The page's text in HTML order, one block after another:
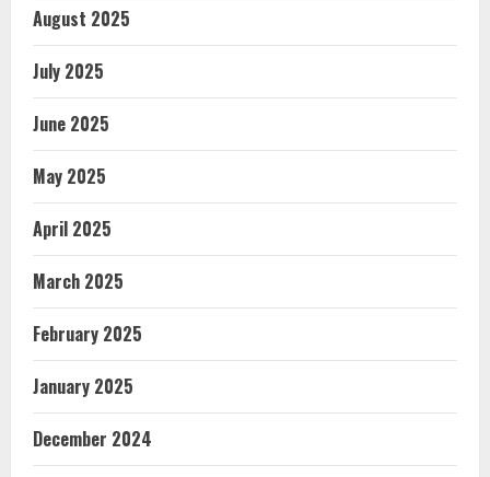
August 2025
July 2025
June 2025
May 2025
April 2025
March 2025
February 2025
January 2025
December 2024